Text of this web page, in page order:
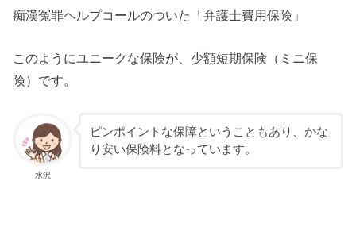
痴漢冤罪ヘルプコールのついた「弁護士費用保険」
このようにユニークな保険が、少額短期保険（ミニ保
険）です。
水沢
ピンポイントな保障ということもあり、かな
り安い保険料となっています。